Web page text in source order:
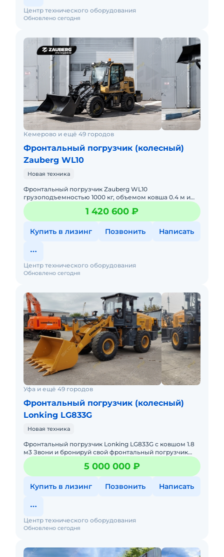
спб, фронтальный погрузчик челябинск
Обновлено сегодня
Центр технического оборудования
Кемерово и ещё 49 городов
Фронтальный погрузчик (колесный)
Zauberg WL10
Новая техника
Фронтальный погрузчик Zauberg WL10
грузоподъемностью 1000 кг, объемом ковша 0.4 м и
массой 2300 кг. В наличии на складах РФ.
Действующее ЭПСМ, все налоги и
1 420 600 ₽
Купить в лизинг Позвонить Написать
Обновлено сегодня
Центр технического оборудования
Уфа и ещё 49 городов
Фронтальный погрузчик (колесный)
Lonking LG833G
Новая техника
Фронтальный погрузчик Lonking LG833G с ковшом 1.8
м3 Звони и бронируй свой фронтальный погрузчик
Лонкинг со скидкой от официального дилера Мы
решим вашу
5 000 000 ₽
Купить в лизинг Позвонить Написать
Обновлено сегодня
Центр технического оборудования